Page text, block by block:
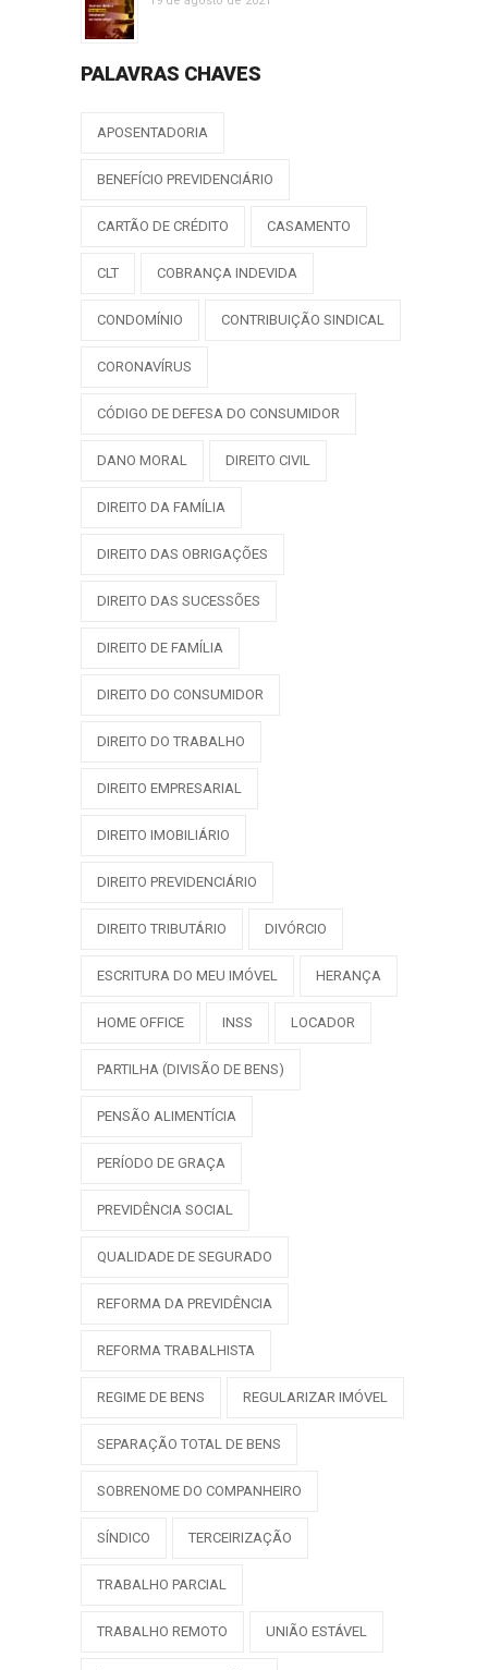
PALAVRAS CHAVES
APOSENTADORIA
BENEFÍCIO PREVIDENCIÁRIO
CARTÃO DE CRÉDITO CASAMENTO
CLT COBRANÇA INDEVIDA
CONDOMÍNIO CONTRIBUIÇÃO SINDICAL
CORONAVÍRUS
CÓDIGO DE DEFESA DO CONSUMIDOR
DANO MORAL DIREITO CIVIL
DIREITO DA FAMÍLIA
DIREITO DAS OBRIGAÇÕES
DIREITO DAS SUCESSÕES
DIREITO DE FAMÍLIA
DIREITO DO CONSUMIDOR
DIREITO DO TRABALHO
DIREITO EMPRESARIAL
DIREITO IMOBILIÁRIO
DIREITO PREVIDENCIÁRIO
DIREITO TRIBUTÁRIO DIVÓRCIO
ESCRITURA DO MEU IMÓVEL HERANÇA
HOME OFFICE INSS LOCADOR
PARTILHA (DIVISÃO DE BENS)
PENSÃO ALIMENTÍCIA
PERÍODO DE GRAÇA
PREVIDÊNCIA SOCIAL
QUALIDADE DE SEGURADO
REFORMA DA PREVIDÊNCIA
REFORMA TRABALHISTA
REGIME DE BENS REGULARIZAR IMÓVEL
SEPARAÇÃO TOTAL DE BENS
SOBRENOME DO COMPANHEIRO
SÍNDICO TERCEIRIZAÇÃO
TRABALHO PARCIAL
TRABALHO REMOTO UNIÃO ESTÁVEL